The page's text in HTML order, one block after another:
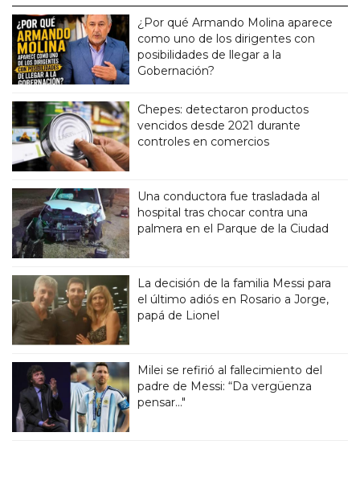
¿Por qué Armando Molina aparece
como uno de los dirigentes con
posibilidades de llegar a la
Gobernación?
Chepes: detectaron productos
vencidos desde 2021 durante
controles en comercios
Una conductora fue trasladada al
hospital tras chocar contra una
palmera en el Parque de la Ciudad
La decisión de la familia Messi para
el último adiós en Rosario a Jorge,
papá de Lionel
Milei se refirió al fallecimiento del
padre de Messi: “Da vergüenza
pensar..."